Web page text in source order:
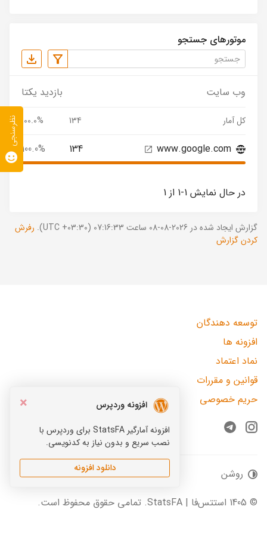
موتورهای جستجو
وب سایت بازدید یکتا
کل آمار 134
100.0%
www.google.com
134
100.0%
در حال نمایش 1-1 از 1
گزارش ایجاد شده در 2026-08-08 ساعت 07:16:33 (UTC +03:30).
رفرش
کردن گزارش
×
افزونه وردپرس
افزونه آمارگیر StatsFA برای وردپرس با
نصب سریع و بدون نیاز به کدنویسی.
دانلود افزونه
توسعه دهندگان
افزونه ها
نماد اعتماد
قوانین و مقررات
حریم خصوصی
Instagram
Telegram
© 1405 استتس‌فا | StatsFA. تمامی حقوق محفوظ است.
روشن
نظرسنجی